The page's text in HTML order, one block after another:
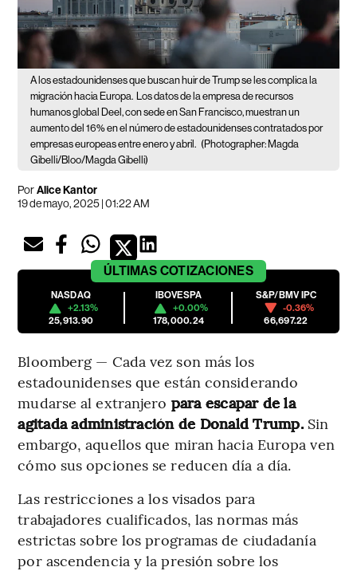
A los estadounidenses que buscan huir de Trump se les complica la
migración hacia Europa. Los datos de la empresa de recursos
humanos global Deel, con sede en San Francisco, muestran un
aumento del 16% en el número de estadounidenses contratados por
empresas europeas entre enero y abril. (Photographer: Magda
Gibelli/Bloo/Magda Gibelli)
PorAlice Kantor
19 de mayo, 2025 | 01:22 AM
ÚLTIMAS COTIZACIONES
NASDAQ
+2.13%
25,913.90
IBOVESPA
+0.00%
178,000.24
S&P/BMV IPC
-0.36%
66,697.22
Bloomberg — Cada vez son más los
estadounidenses que están considerando
mudarse al extranjero para escapar de la
agitada administración de Donald Trump.Sin
embargo, aquellos que miran hacia Europa ven
cómo sus opciones se reducen día a día.
Las restricciones a los visados para
trabajadores cualificados, las normas más
estrictas sobre los programas de ciudadanía
por ascendencia y la presión sobre los